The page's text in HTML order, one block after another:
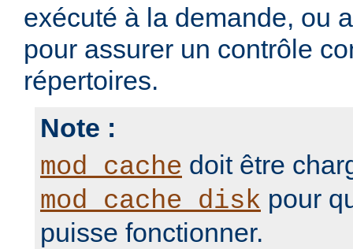
exécuté à la demande, ou
pour assurer un contrôle
répertoires.
Note :
mod_cache doit être
mod_cache_disk pour
puisse fonctionner.